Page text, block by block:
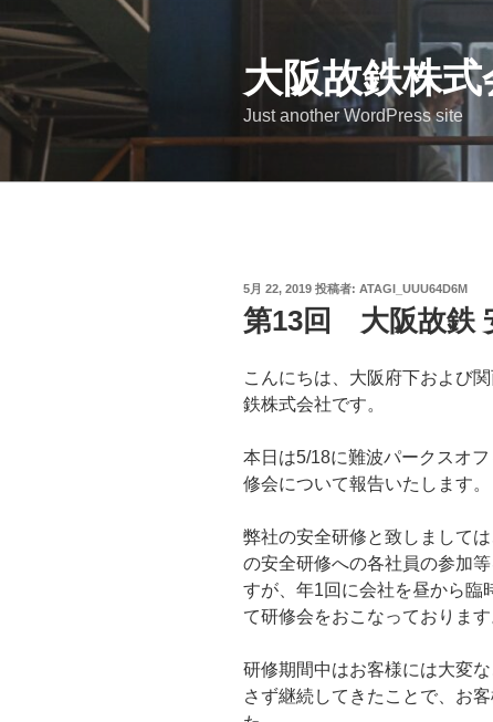
ン
ン
ツ
大阪故鉄株式
Just another WordPress site
投
稿
日:
5月 22, 2019 投稿者: ATAGI_UUU64D6M
第13回 大阪故鉄
こんにちは、大阪府下および
鉄株式会社です。
本日は5/18に難波パークスオ
修会について報告いたします。
弊社の安全研修と致しまして
の安全研修への各社員の参加
すが、年1回に会社を昼から臨
て研修会をおこなっております
研修期間中はお客様には大変
さず継続してきたことで、お